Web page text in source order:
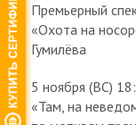
Премьерный
«Охота на
Гумилёва
5 ноября (ВС)
«Там, на